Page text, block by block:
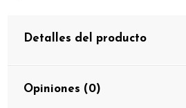
Detalles del producto
Opiniones (0)